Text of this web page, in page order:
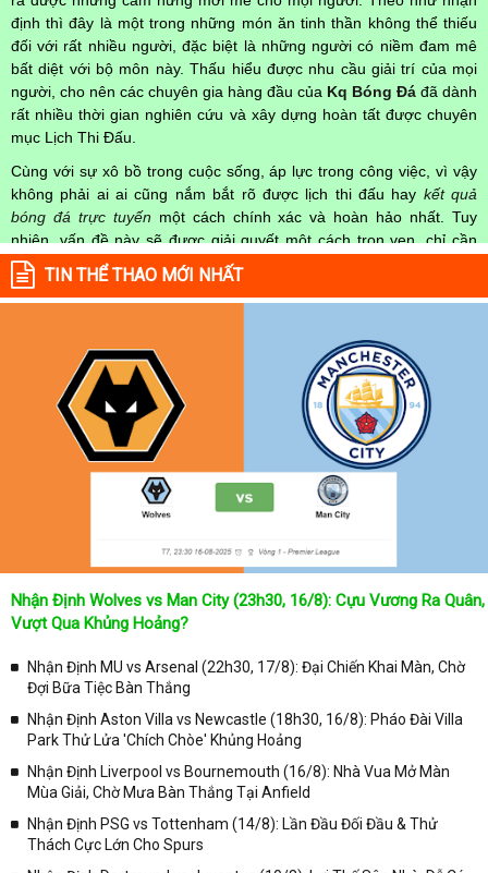
định thì đây là một trong những món ăn tinh thần không thể thiếu
đối với rất nhiều người, đặc biệt là những người có niềm đam mê
bất diệt với bộ môn này. Thấu hiểu được nhu cầu giải trí của mọi
người, cho nên các chuyên gia hàng đầu của Kq Bóng Đá đã dành
rất nhiều thời gian nghiên cứu và xây dựng hoàn tất được chuyên
mục Lịch Thi Đấu.
Cùng với sự xô bồ trong cuộc sống, áp lực trong công việc, vì vậy
không phải ai ai cũng nắm bắt rõ được lịch thi đấu hay kết quả
bóng đá trực tuyến một cách chính xác và hoàn hảo nhất. Tuy
nhiên, vấn đề này sẽ được giải quyết một cách trọn vẹn, chỉ cần
truy cập vào chuyên mục
Lịch Thi Đấu
mọi người hoàn toàn nắm rõ được chính xác về thời gian các trận
đấu bóng đá Việt Nam hay trên Thế giới diễn ra trong thời gian sắp
cả 2 đội tuyển bóng đá đang đạt được.
Không chỉ dừng lại ở đó, những người hâm mộ bóng đá có thể cập
nhật được chính xác về lịch phát sóng bóng đá được tường thuật
trực tiếp ở trên những kênh truyền hình thể thao lớn nhất hiện nay
như: VTV3, K+, SCTV, Thể thao TV,... Nếu như bạn không muốn
bỏ lỡ bất kỳ một trận đấu bóng đá nào trong từng mùa giải, hãy
thường xuyên vào chuyên mụcLịch Thi Đấutại chuyên trang
để cập nhật thông tin chính xác nhất nhé!
Lịch thi đấu được cập nhật chính xác trong toàn bộ các giải
Tại Lịch Thi Đấu của chuyên trang kqbongda.net
sẽ cập nhanh
chóng và chính xác nhất thời gian từng trận đấu bóng đá diễn ra ở
trong từng giải đấu như:
✓ Giải đấu bóng đá Ngoại hạng Anh;
✓ Giải bóng Cúp C1 Châu Âu;
✓ Giải VĐQG Tây Ban Nha;
✓ VĐQG Đức;
TIN THỂ THAO MỚI NHẤT
Nhận Định Wolves vs Man City (23h30, 16/8): Cựu Vương Ra Quân,
Vượt Qua Khủng Hoảng?
Nhận Định MU vs Arsenal (22h30, 17/8): Đại Chiến Khai Màn, Chờ
Đợi Bữa Tiệc Bàn Thắng
Nhận Định Aston Villa vs Newcastle (18h30, 16/8): Pháo Đài Villa
Park Thử Lửa 'Chích Chòe' Khủng Hoảng
Nhận Định Liverpool vs Bournemouth (16/8): Nhà Vua Mở Màn
Mùa Giải, Chờ Mưa Bàn Thắng Tại Anfield
Nhận Định PSG vs Tottenham (14/8): Lần Đầu Đối Đầu & Thử
Thách Cực Lớn Cho Spurs